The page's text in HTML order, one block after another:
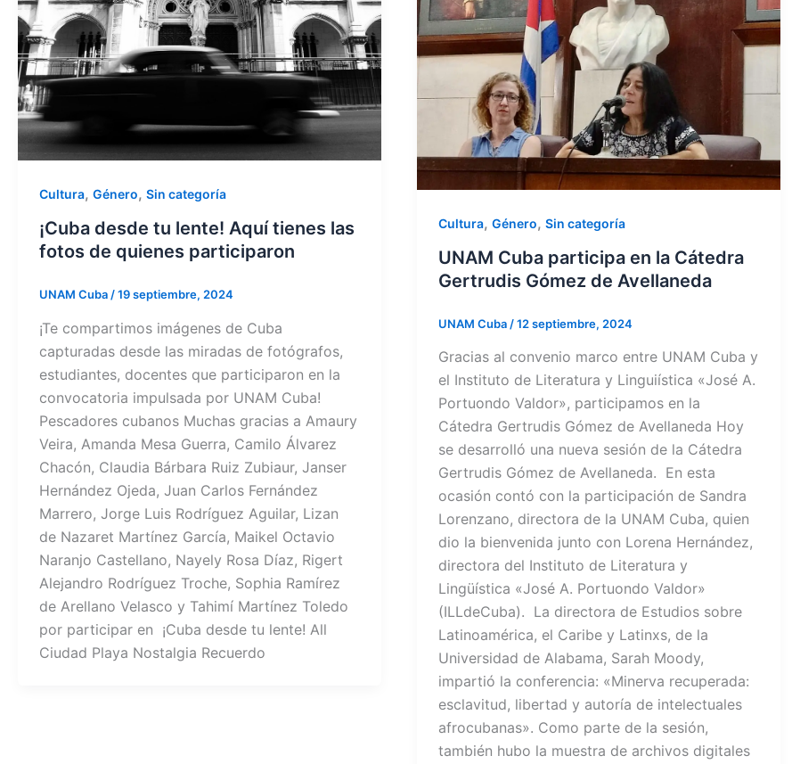
Cultura, Género, Sin categoría
¡Cuba desde tu lente! Aquí tienes las
fotos de quienes participaron
UNAM Cuba /19 septiembre, 2024
¡Te compartimos imágenes de Cuba
capturadas desde las miradas de fotógrafos,
estudiantes, docentes que participaron en la
convocatoria impulsada por UNAM Cuba!
Pescadores cubanos Muchas gracias a Amaury
Veira, Amanda Mesa Guerra, Camilo Álvarez
Chacón, Claudia Bárbara Ruiz Zubiaur, Janser
Hernández Ojeda, Juan Carlos Fernández
Marrero, Jorge Luis Rodríguez Aguilar, Lizan
de Nazaret Martínez García, Maikel Octavio
Naranjo Castellano, Nayely Rosa Díaz, Rigert
Alejandro Rodríguez Troche, Sophia Ramírez
de Arellano Velasco y Tahimí Martínez Toledo
por participar en ¡Cuba desde tu lente! All
Ciudad Playa Nostalgia Recuerdo
Cultura, Género, Sin categoría
UNAM Cuba participa en la Cátedra
Gertrudis Gómez de Avellaneda
UNAM Cuba /12 septiembre, 2024
Gracias al convenio marco entre UNAM Cuba y
el Instituto de Literatura y Linguiística «José A.
Portuondo Valdor», participamos en la
Cátedra Gertrudis Gómez de Avellaneda Hoy
se desarrolló una nueva sesión de la Cátedra
Gertrudis Gómez de Avellaneda. En esta
ocasión contó con la participación de Sandra
Lorenzano, directora de la UNAM Cuba, quien
dio la bienvenida junto con Lorena Hernández,
directora del Instituto de Literatura y
Lingüística «José A. Portuondo Valdor»
(ILLdeCuba). La directora de Estudios sobre
Latinoamérica, el Caribe y Latinxs, de la
Universidad de Alabama, Sarah Moody,
impartió la conferencia: «Minerva recuperada:
esclavitud, libertad y autoría de intelectuales
afrocubanas». Como parte de la sesión,
también hubo la muestra de archivos digitales